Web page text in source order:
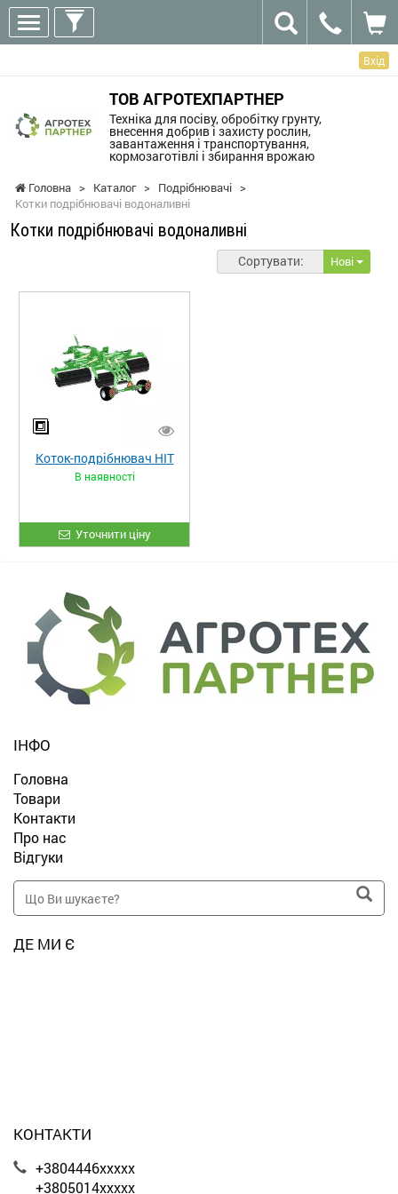
Вхід
ТОВ АГРОТЕХПАРТНЕР
Техніка для посіву, обробітку грунту,
внесення добрив і захисту рослин,
завантаження і транспортування,
кормозаготівлі і збирання врожаю
Головна > Каталог > Подрібнювачі >
Котки подрібнювачі водоналивні
Котки подрібнювачі водоналивні
Сортувати: Нові
Коток-подрібнювач HIT
В наявності
Уточнити ціну
ІНФО
Головна
Товари
Контакти
Про нас
Відгуки
ДЕ МИ Є
КОНТАКТИ
+3804446xxxxx
+3805014xxxxx